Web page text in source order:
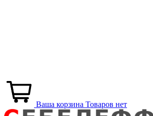
Ваша корзина Товаров нет